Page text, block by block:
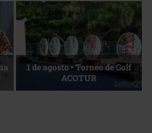
La esencia del servicio